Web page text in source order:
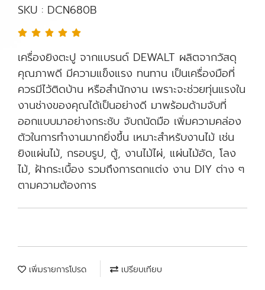
SKU : DCN680B
เครื่องยิงตะปู จากแบรนด์ DEWALT ผลิตจากวัสดุ
คุณภาพดี มีความแข็งแรง ทนทาน เป็นเครื่องมือที่
ควรมีไว้ติดบ้าน หรือสำนักงาน เพราะจะช่วยทุ่นแรงใน
งานช่างของคุณได้เป็นอย่างดี มาพร้อมด้ามจับที่
ออกแบบมาอย่างกระชับ จับถนัดมือ เพิ่มความคล่อง
ตัวในการทำงานมากยิ่งขึ้น เหมาะสำหรับงานไม้ เช่น
ยิงแผ่นไม้, กรอบรูป, ตู้, งานไม้ไผ่, แผ่นไม้อัด, โลง
ไม้, ฝ้ากระเบื้อง รวมถึงการตกแต่ง งาน DIY ต่าง ๆ
ตามความต้องการ
เพิ่มรายการโปรด เปรียบเทียบ